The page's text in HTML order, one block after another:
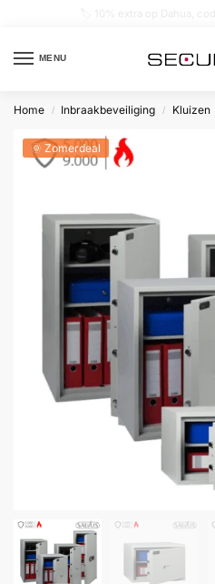
MENU
product…
Alarm
samenstellen
Alarm
met
Camera's
&
Intercom
Account Help Wagen
Home / Inbraakbeveiliging / Kluizen
🌞 Zomerdeal